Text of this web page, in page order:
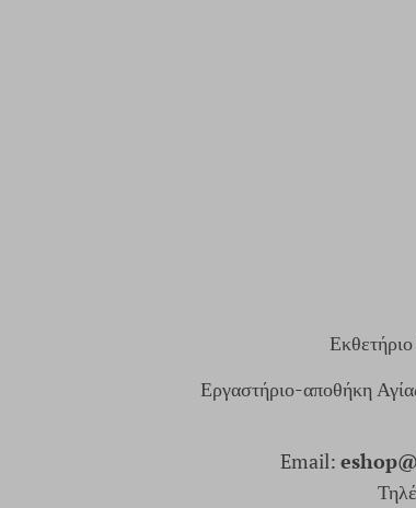
Εργαστήριο-αποθήκη
Email: